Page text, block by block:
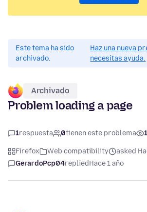
Este tema ha sido
archivado.
Haz una nueva
necesitas ayuda.
Archivado
Problem loading a page
1respuesta 0tienen este problema
Firefox Web compatibility
asked
GerardoPcp04repliedHace 1 año